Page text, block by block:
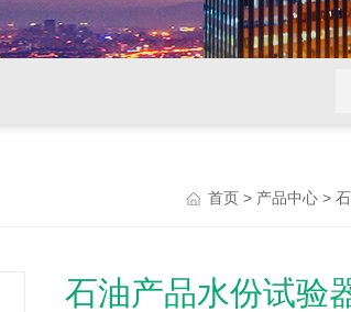
首页 > 产品中心 >
石油产品水份试验